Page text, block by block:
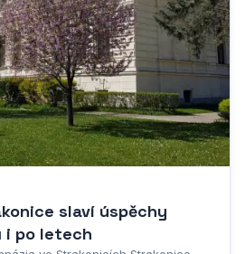
slaví úspěchy
po letech